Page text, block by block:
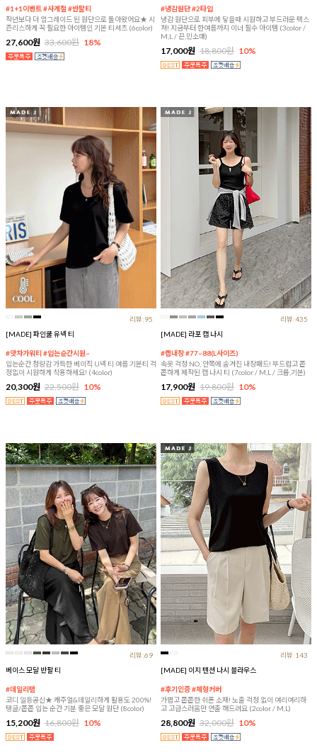
#1+1이벤트 #사계절 #반팔티
작년보다 더 업그레이드 된 원단으로 돌아왔어요★ 시
즌리스하게 꼭 필요한 아이템인 기본 티셔츠 (6color)
27,600원 33,600원 18%
#냉감원단 #2타입
냉감 원단으로 피부에 닿을때 시원하고 부드러운 텍스
쳐! 지금부터 한여름까지 이너 필수 아이템 (3color /
M,L / 끈,민소매)
17,000원 18,800원 10%
리뷰:95
[MADE] 파인쿨 유넥 티
#앗차가워티 #입는순간시원~
입는순간 청량감 가득한 베이직 U넥 티 여름 기본티 걱
정없이 시원하게 착용하세요! (4color)
20,300원 22,500원 10%
리뷰:435
[MADE] 라포 캡 나시
#캡내장 #77~88(L사이즈)
속옷 걱정 NO, 안쪽에 숨겨진 내장패드! 부드럽고 쫀
쫀하게 제작된 캡 나시 티 (7color / M,L / 크롭,기본)
17,900원 19,800원 10%
리뷰:69
베이스 모달 반팔 티
#데일리템
코디 일등공신★ 캐주얼&데일리하게 활용도 200%!
탱글/쫀쫀 입는 순간 기분 좋은 모달 원단 (8color)
15,200원 16,800원 10%
리뷰:143
[MADE] 이지 텐션 나시 블라우스
#후기인증 #체형커버
가볍고 쫀쫀한 쉬폰 소재! 노출 걱정 없이 여리여리하
고 고급스러움만 연출 해드려요 (2color / M,L)
28,800원 32,000원 10%